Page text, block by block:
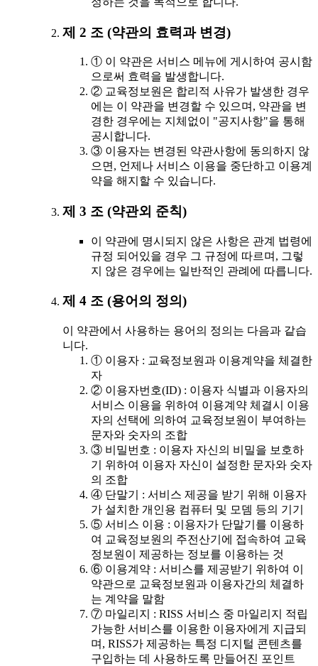
제 2 조 (약관의 효력과 변경)
① 이 약관은 서비스 메뉴에 게시하여 공시함
으로써 효력을 발생합니다.
② 교육정보원은 합리적 사유가 발생한 경우
에는 이 약관을 변경할 수 있으며, 약관을 변
경한 경우에는 지체없이 "공지사항"을 통해
공시합니다.
③ 이용자는 변경된 약관사항에 동의하지 않
으면, 언제나 서비스 이용을 중단하고 이용계
약을 해지할 수 있습니다.
제 3 조 (약관외 준칙)
이 약관에 명시되지 않은 사항은 관계 법령에
규정 되어있을 경우 그 규정에 따르며, 그렇
지 않은 경우에는 일반적인 관례에 따릅니다.
제 4 조 (용어의 정의)
이 약관에서 사용하는 용어의 정의는 다음과 같습
니다.
① 이용자 : 교육정보원과 이용계약을 체결한
자
② 이용자번호(ID) : 이용자 식별과 이용자의
서비스 이용을 위하여 이용계약 체결시 이용
자의 선택에 의하여 교육정보원이 부여하는
문자와 숫자의 조합
③ 비밀번호 : 이용자 자신의 비밀을 보호하
기 위하여 이용자 자신이 설정한 문자와 숫자
의 조합
④ 단말기 : 서비스 제공을 받기 위해 이용자
가 설치한 개인용 컴퓨터 및 모뎀 등의 기기
⑤ 서비스 이용 : 이용자가 단말기를 이용하
여 교육정보원의 주전산기에 접속하여 교육
정보원이 제공하는 정보를 이용하는 것
⑥ 이용계약 : 서비스를 제공받기 위하여 이
약관으로 교육정보원과 이용자간의 체결하
는 계약을 말함
⑦ 마일리지 : RISS 서비스 중 마일리지 적립
가능한 서비스를 이용한 이용자에게 지급되
며, RISS가 제공하는 특정 디지털 콘텐츠를
구입하는 데 사용하도록 만들어진 포인트